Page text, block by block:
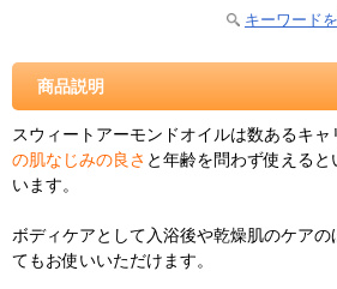
キーワード
商品説明
スウィートアーモンドオイルは数あるキャ
の肌なじみの良さ と年齢を問わず使える
います。
ボディケアとして入浴後や乾燥肌のケアの
てもお使いいただけます。